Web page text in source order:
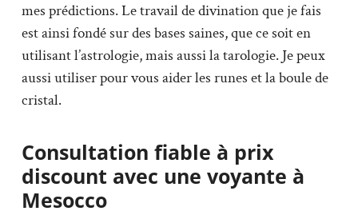
mes prédictions. Le travail de divination que je fais
est ainsi fondé sur des bases saines, que ce soit en
utilisant l’astrologie, mais aussi la tarologie. Je peux
aussi utiliser pour vous aider les runes et la boule de
cristal.
Consultation fiable à prix
discount avec une voyante à
Mesocco